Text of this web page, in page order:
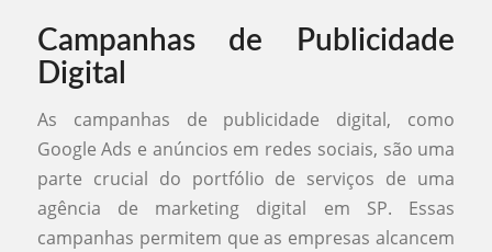
Campanhas de Publicidade
Digital
As campanhas de publicidade digital, como
Google Ads e anúncios em redes sociais, são uma
parte crucial do portfólio de serviços de uma
agência de marketing digital em SP. Essas
campanhas permitem que as empresas alcancem